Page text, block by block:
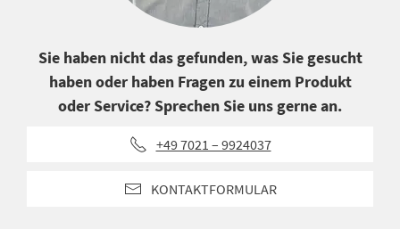
Sie haben nicht das gefunden, was Sie gesucht
haben oder haben Fragen zu einem Produkt
oder Service? Sprechen Sie uns gerne an.
+49 7021 – 9924037
KONTAKTFORMULAR